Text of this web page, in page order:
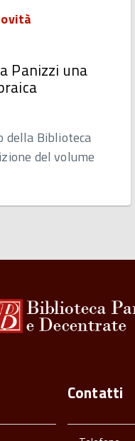
Panizzi una
della Biblioteca
del volume
Contatti